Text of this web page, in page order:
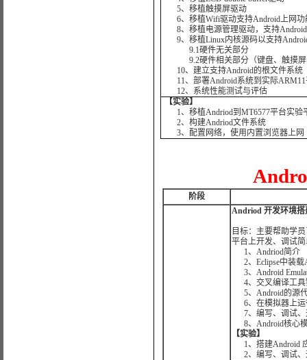
5、移植触摸屏驱动
6、移植Wifi驱动支持Android上网功
8、移植电源管理驱动，支持
9、移植Linux内核源码以支持
9.1硬件无关部分
9.2硬件相关部分（键盘、触摸屏
10、建立支持Android的根文件系统
11、部署Android系统到实际ARM11
12、系统性能测试与评估
【实验】
1、移植Andriod到MT6577平台实验
2、构建Andriod文件系统
3、配置网络，使用内置浏览器上网
阶段
Andriod 开发环境搭
目标：主要帮助学
平台上开发、调试
1、Andriod简介
2、Eclipse中装载
3、Android
4、交叉编译工具
5、Android的源
6、在模拟器上运
7、编写、调试、
8、Android核心
【实验】
1、搭建Android
2、编写、调试、